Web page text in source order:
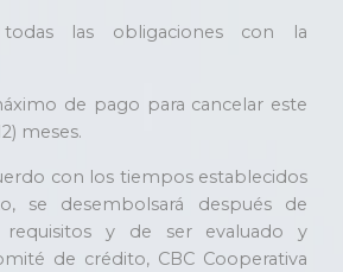
las obligaciones con la
de pago para cancelar este
meses.
con los tiempos establecidos
se desembolsará después de
y de ser evaluado y
de crédito, CBC Cooperativa